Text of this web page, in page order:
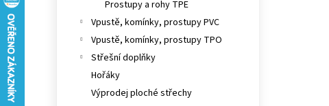
Prostupy a rohy TPE
Vpustě, komínky, prostupy PVC
Vpustě, komínky, prostupy TPO
Střešní doplňky
Hořáky
Výprodej ploché střechy